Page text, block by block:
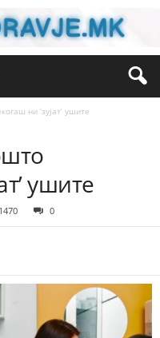
ни ’зујат’ ушите
ушите
1470 0